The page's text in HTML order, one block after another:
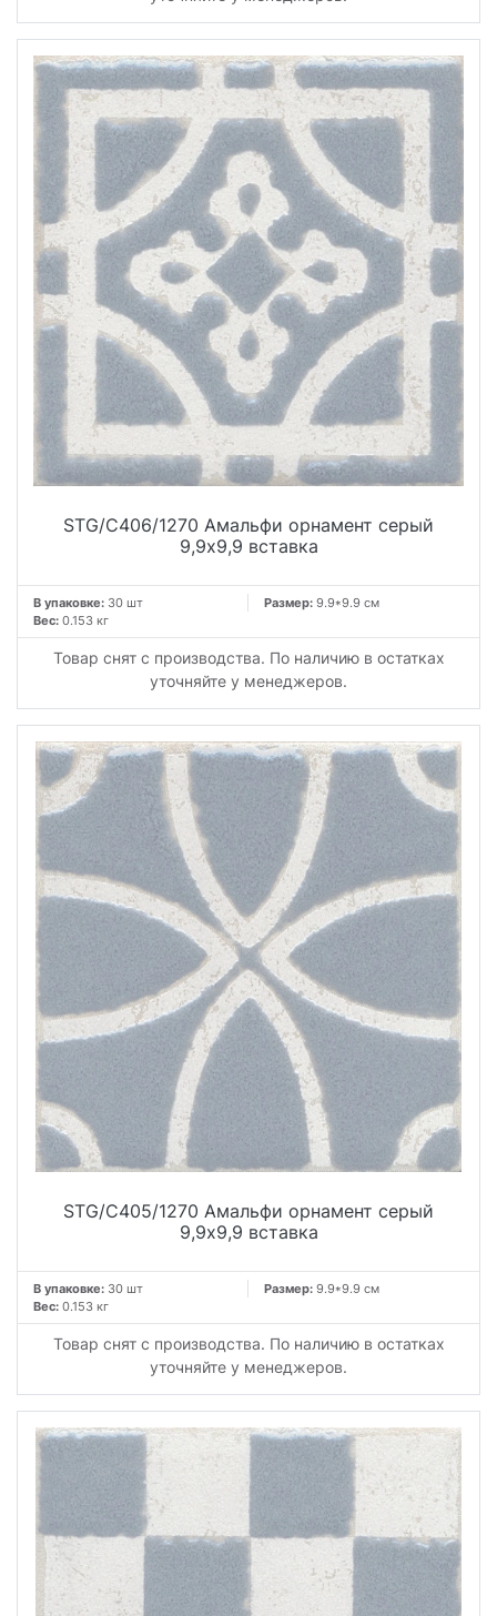
STG/C406/1270 Амальфи орнамент серый
9,9x9,9 вставка
В упаковке: 30 шт Размер: 9.9*9.9 см
Вес: 0.153 кг
Товар снят с производства. По наличию в остатках
уточняйте у менеджеров.
STG/C405/1270 Амальфи орнамент серый
9,9x9,9 вставка
В упаковке: 30 шт Размер: 9.9*9.9 см
Вес: 0.153 кг
Товар снят с производства. По наличию в остатках
уточняйте у менеджеров.